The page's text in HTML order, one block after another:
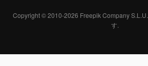
Copyright © 2010-2026 Freepik Company S.L.U.
す.